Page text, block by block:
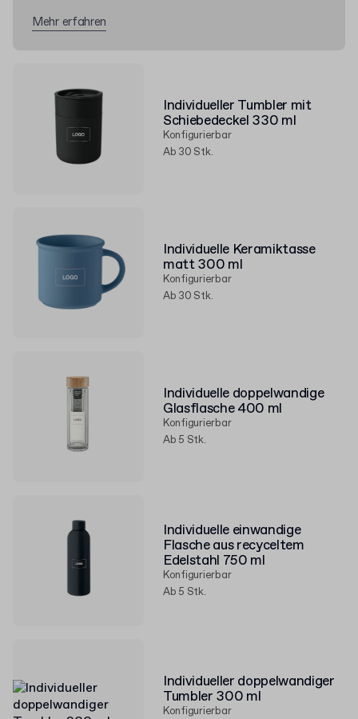
Individueller Tumbler mit
Schiebedeckel 330 ml
Konfigurierbar
Ab 30 Stk.
Individuelle Keramiktasse
matt 300 ml
Konfigurierbar
Ab 30 Stk.
Individuelle doppelwandige
Glasflasche 400 ml
Konfigurierbar
Ab 5 Stk.
Individuelle einwandige
Flasche aus recyceltem
Edelstahl 750 ml
Konfigurierbar
Ab 5 Stk.
Individueller doppelwandiger
Tumbler 300 ml
Konfigurierbar
Mehr erfahren